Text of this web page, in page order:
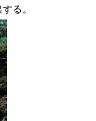
る。